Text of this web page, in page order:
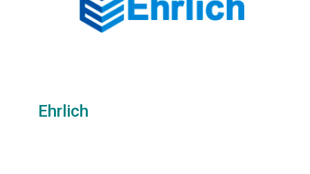
Ehrlich